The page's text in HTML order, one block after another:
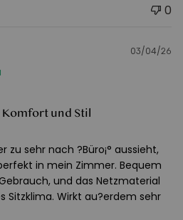
0
und Stil
zu sehr nach ?Büro¡° aussieht,
in mein Zimmer. Bequem
und das Netzmaterial
Sitzklima. Wirkt au?erdem sehr
03/04/26